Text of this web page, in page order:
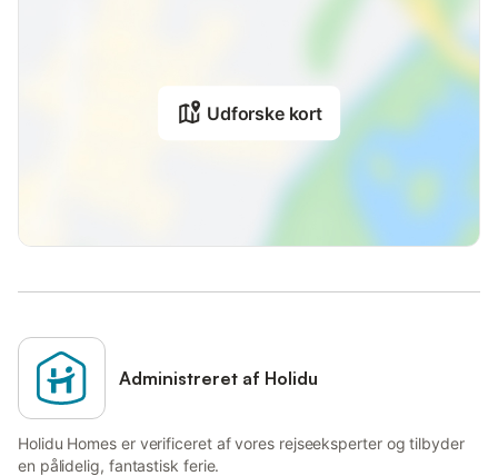
Udforske kort
Administreret af Holidu
Holidu Homes er verificeret af vores rejseeksperter og tilbyder
en pålidelig, fantastisk ferie.